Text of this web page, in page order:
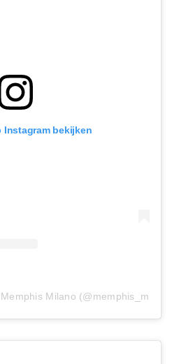
Instagram bekijken
Milano